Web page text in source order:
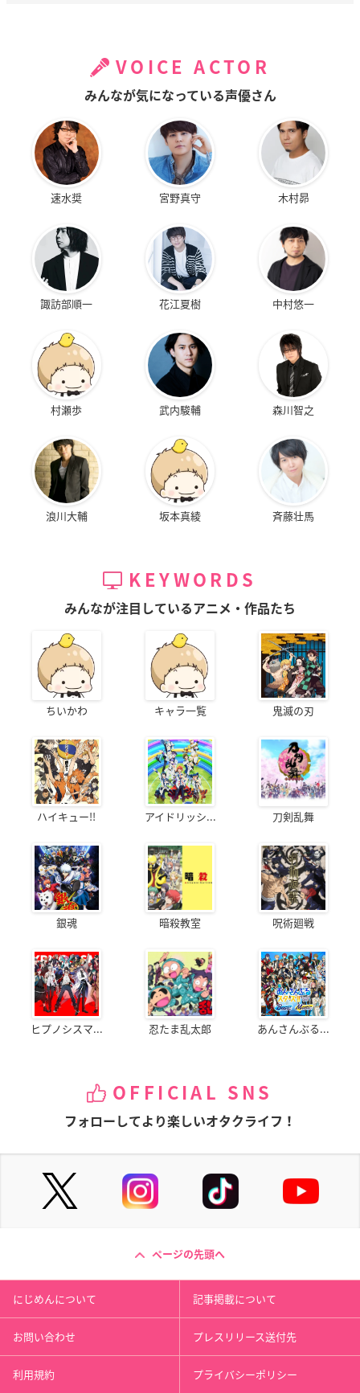
VOICE ACTOR
みんなが気になっている声優さん
速水奨 宮野真守 木村昴
諏訪部順一 花江夏樹 中村悠一
村瀬歩 武内駿輔 森川智之
浪川大輔 坂本真綾 斉藤壮馬
KEYWORDS
みんなが注目しているアニメ・作品たち
ちいかわ キャラ一覧 鬼滅の刃
ハイキュー!! アイドリッシ... 刀剣乱舞
銀魂 暗殺教室 呪術廻戦
ヒプノシスマ... 忍たま乱太郎 あんさんぶる...
OFFICIAL SNS
フォローしてより楽しいオタクライフ！
ページの先頭へ
にじめんについて 記事掲載について
お問い合わせ プレスリリース送付先
利用規約 プライバシーポリシー